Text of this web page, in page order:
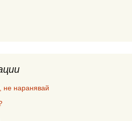
не наранявай